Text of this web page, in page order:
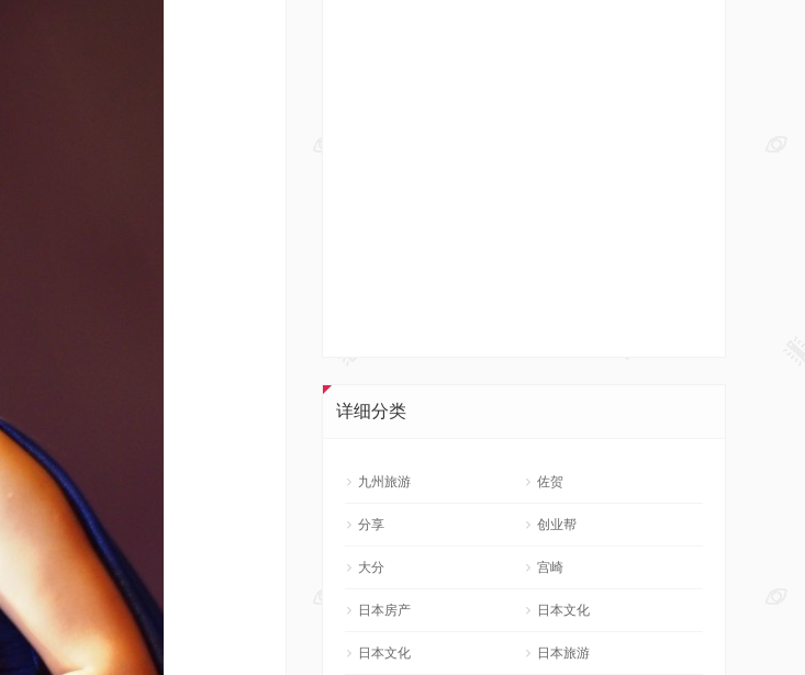
详细分类
九州旅游 佐贺
分享 创业帮
大分 宫崎
日本房产 日本文化
日本文化 日本旅游